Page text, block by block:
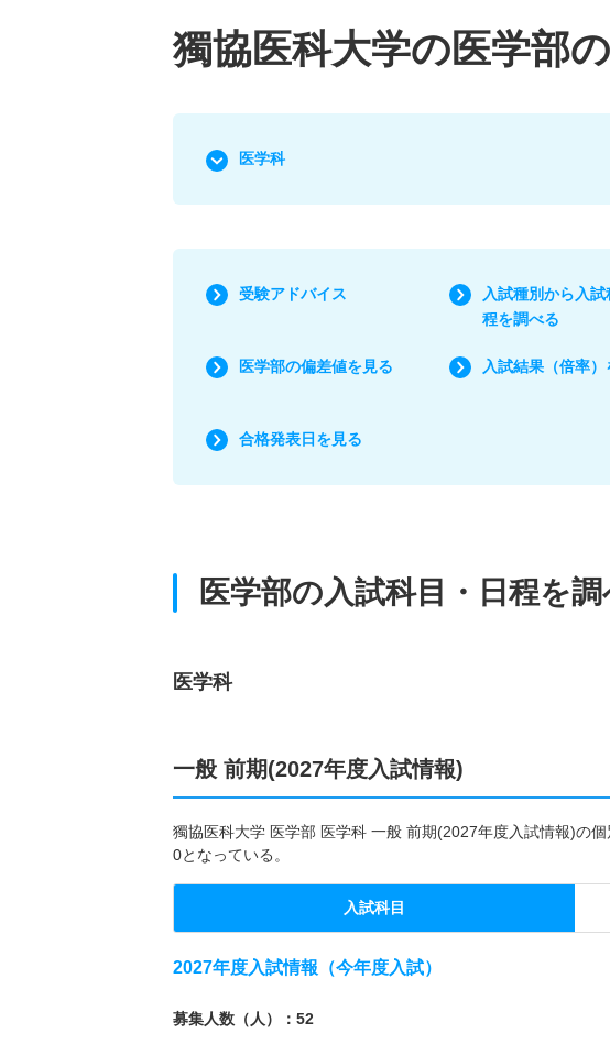
獨協医科大学の医学部
医学科
受験アドバイス
入試種別から入試
程を調べる
医学部の偏差値を見る 入試結果（倍率）
合格発表日を見る
医学部の入試科目・日程を調
医学科
一般 前期(2027年度入試情報)
獨協医科大学 医学部 医学科 一般 前期(2027年度入試情報)
0となっている。
入試科目
2027年度入試情報（今年度入試）
募集人数（人）：52